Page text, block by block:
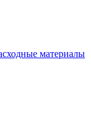
материалы